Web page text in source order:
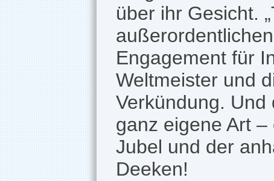
über ihr Gesicht.
Engagement für
Weltmeister und
Verkündung.
ganz eigene Art
Jubel und der
Deeken!